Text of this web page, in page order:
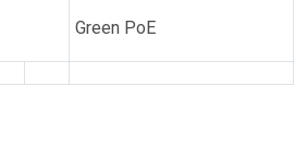
Green PoE